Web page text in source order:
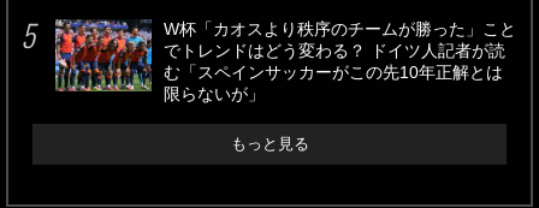
W杯「カオスより秩序のチームが勝った」こと
でトレンドはどう変わる？ ドイツ人記者が読
む「スペインサッカーがこの先10年正解とは
限らないが」
もっと見る